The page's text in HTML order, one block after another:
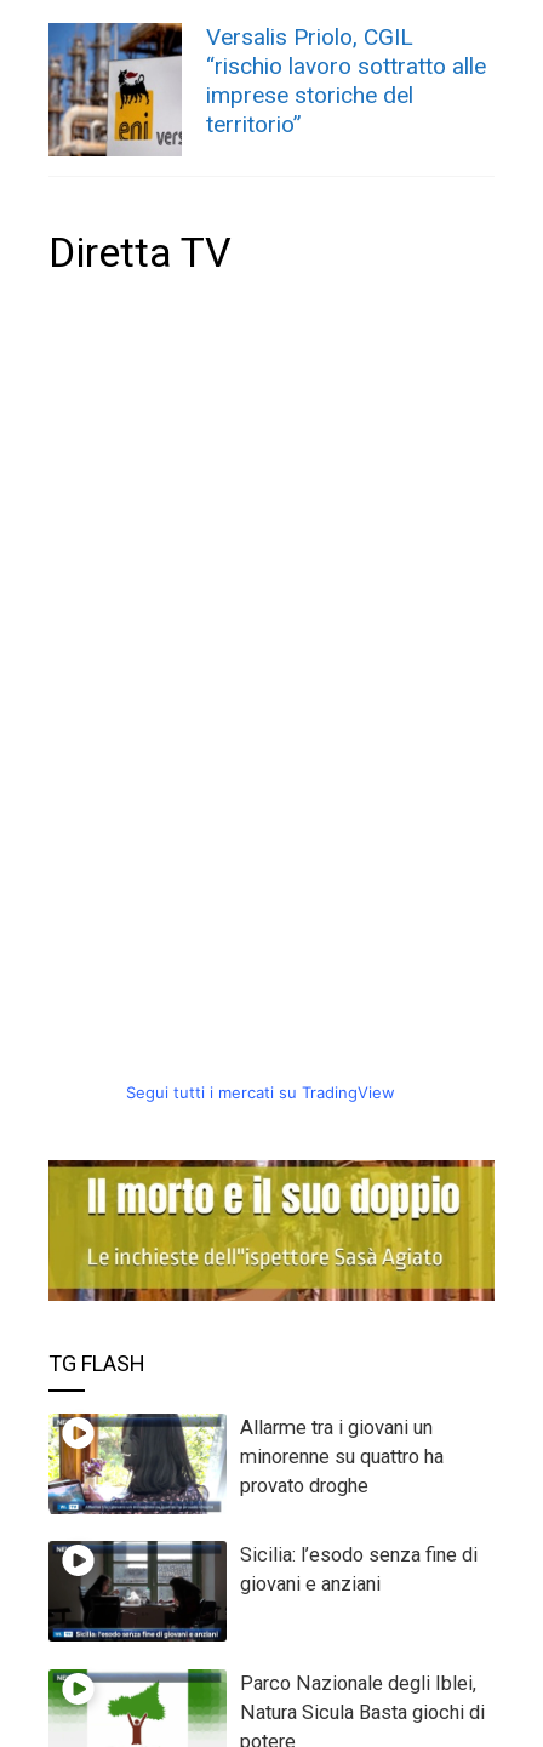
Versalis Priolo, CGIL
“rischio lavoro sottratto alle
imprese storiche del
territorio”
Diretta TV
Segui tutti i mercati su TradingView
TG FLASH
Allarme tra i giovani un
minorenne su quattro ha
provato droghe
Sicilia: l’esodo senza fine di
giovani e anziani
Parco Nazionale degli Iblei,
Natura Sicula Basta giochi di
potere